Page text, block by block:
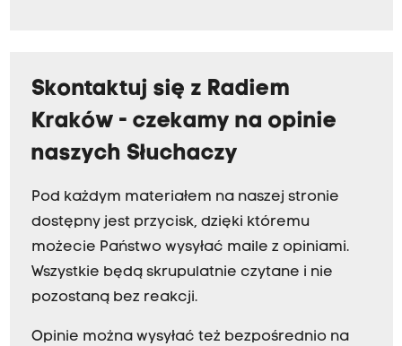
Skontaktuj się z Radiem
Kraków - czekamy na opinie
naszych Słuchaczy
Pod każdym materiałem na naszej stronie
dostępny jest przycisk, dzięki któremu
możecie Państwo wysyłać maile z opiniami.
Wszystkie będą skrupulatnie czytane i nie
pozostaną bez reakcji.
Opinie można wysyłać też bezpośrednio na